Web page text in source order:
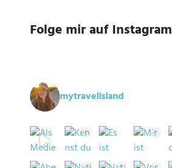
Folge mir auf Instagram
mytravelisland